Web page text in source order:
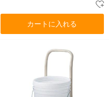
カートに入れる